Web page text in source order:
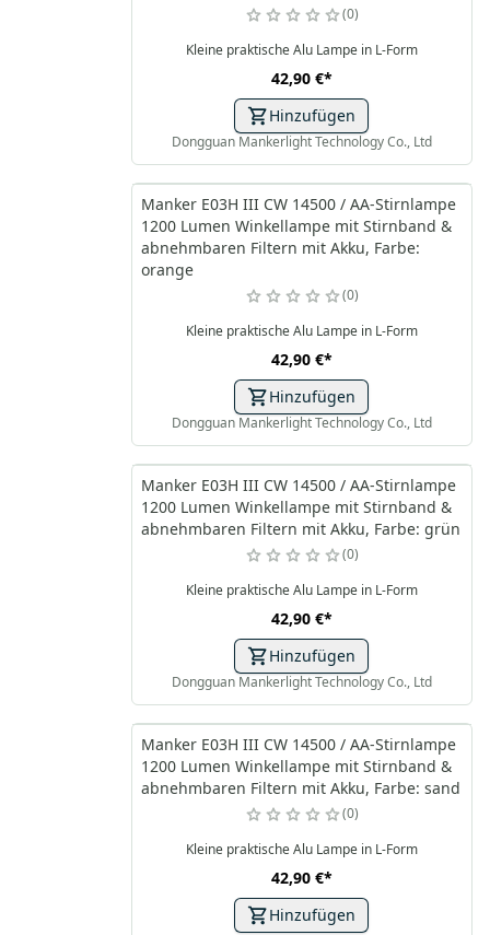
0
Kleine praktische Alu Lampe in L-Form
42,90 €*
Hinzufügen
Dongguan Mankerlight Technology Co., Ltd
Manker E03H III CW 14500 / AA-Stirnlampe
1200 Lumen Winkellampe mit Stirnband &
abnehmbaren Filtern mit Akku, Farbe:
orange
0
Kleine praktische Alu Lampe in L-Form
42,90 €*
Hinzufügen
Dongguan Mankerlight Technology Co., Ltd
Manker E03H III CW 14500 / AA-Stirnlampe
1200 Lumen Winkellampe mit Stirnband &
abnehmbaren Filtern mit Akku, Farbe: grün
0
Kleine praktische Alu Lampe in L-Form
42,90 €*
Hinzufügen
Dongguan Mankerlight Technology Co., Ltd
Manker E03H III CW 14500 / AA-Stirnlampe
1200 Lumen Winkellampe mit Stirnband &
abnehmbaren Filtern mit Akku, Farbe: sand
0
Kleine praktische Alu Lampe in L-Form
42,90 €*
Hinzufügen